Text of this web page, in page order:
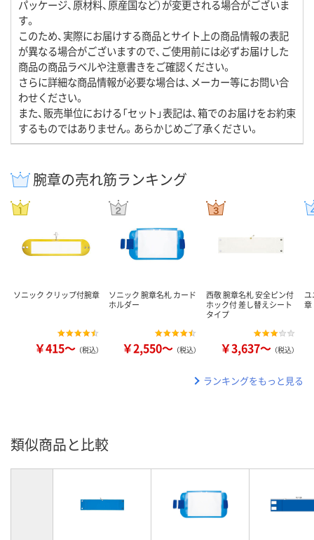
パッケージ、原材料、原産国など）が変更される場合がございま
す。
このため、実際にお届けする商品とサイト上の商品情報の表記
が異なる場合がございますので、ご使用前には必ずお届けした
商品の商品ラベルや注意書きをご確認ください。
さらに詳細な商品情報が必要な場合は、メーカー等にお問い合
わせください。
また、販売単位における「セット」表記は、箱でのお届けをお約束
するものではありません。あらかじめご了承ください。
腕章の売れ筋ランキング
ソニック クリップ付腕章
￥415～ （税込）
ソニック 腕章名札 カード
ホルダー
￥2,550～ （税込）
西敬 腕章名札 安全ピン付
ホック付 差し替えシート
タイプ
￥3,637～ （税込）
ランキングをもっと見る
類似商品と比較